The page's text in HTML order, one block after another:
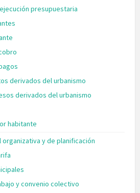
presupuestaria
derivados del urbanismo
derivados del urbanismo
habitante
y de planificación
y convenio colectivo